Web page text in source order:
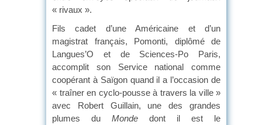
« rivaux ».
Fils cadet d’une Américaine et d’un
magistrat français, Pomonti, diplômé de
Langues’O et de Sciences-Po Paris,
accomplit son Service national comme
coopérant à Saïgon quand il a l’occasion de
« traîner en cyclo-pousse à travers la ville »
avec Robert Guillain, une des grandes
plumes du Monde dont il est le